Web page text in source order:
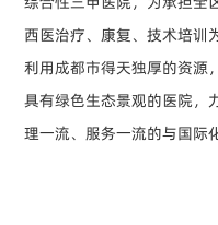
西医治疗、康复、技术培训
利用成都市得天独厚的资源
具有绿色生态景观的医院，
理一流、服务一流的与国际